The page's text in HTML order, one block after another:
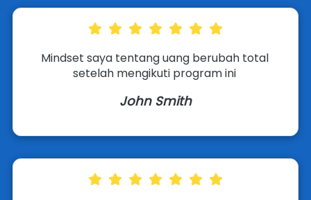
Mindset saya tentang uang berubah total
setelah mengikuti program ini
John Smith